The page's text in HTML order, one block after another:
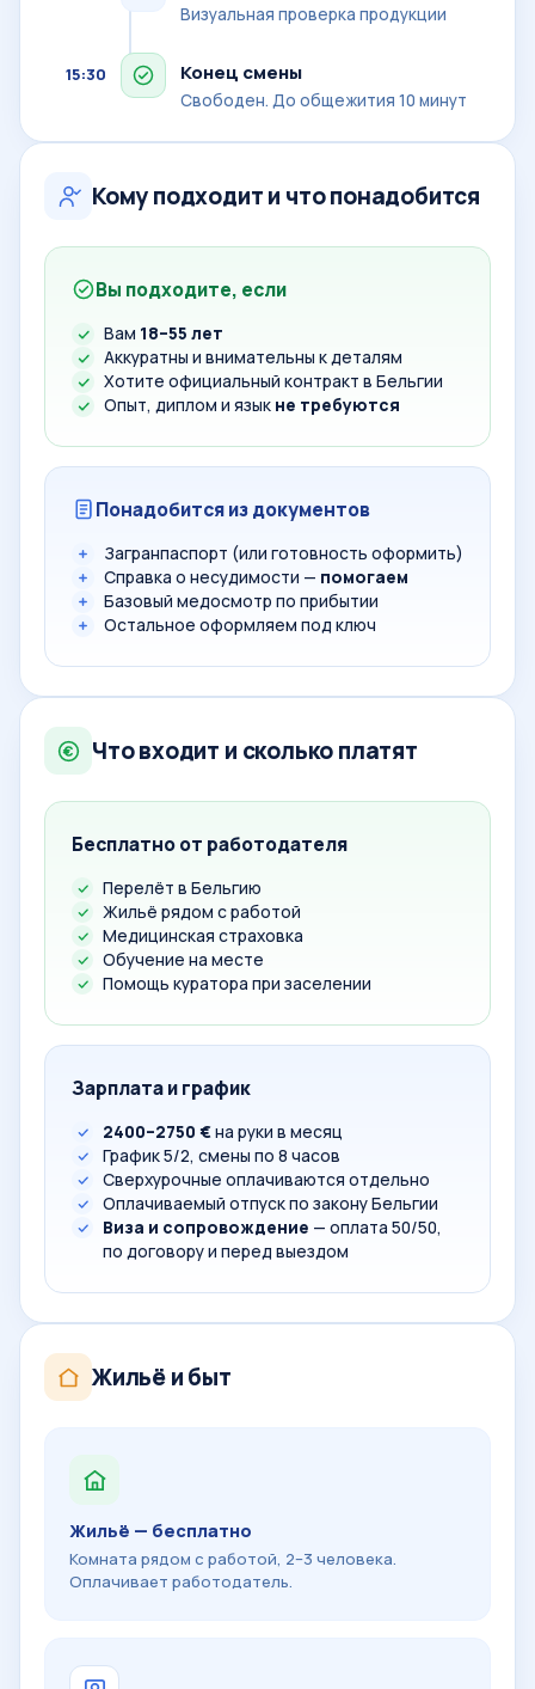
Визуальная проверка продукции
15:30 Конец смены
Свободен. До общежития 10 минут
Кому подходит и что понадобится
Вы подходите, если
Вам 18–55 лет
Аккуратны и внимательны к деталям
Хотите официальный контракт в Бельгии
Опыт, диплом и язык не требуются
Понадобится из документов
Загранпаспорт (или готовность оформить)
Справка о несудимости — помогаем
Базовый медосмотр по прибытии
Остальное оформляем под ключ
Что входит и сколько платят
Бесплатно от работодателя
Перелёт в Бельгию
Жильё рядом с работой
Медицинская страховка
Обучение на месте
Помощь куратора при заселении
Зарплата и график
2400–2750 €на руки в месяц
График 5/2, смены по 8 часов
Сверхурочные оплачиваются отдельно
Оплачиваемый отпуск по закону Бельгии
Виза и сопровождение — оплата 50/50,
по договору и перед выездом
Жильё и быт
Жильё — бесплатно
Комната рядом с работой, 2–3 человека.
Оплачивает работодатель.